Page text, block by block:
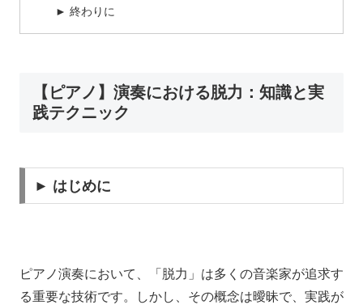
► 終わりに
【ピアノ】演奏における脱力：知識と実
践テクニック
► はじめに
ピアノ演奏において、「脱力」は多くの音楽家が追求す
る重要な技術です。しかし、その概念は曖昧で、実践が